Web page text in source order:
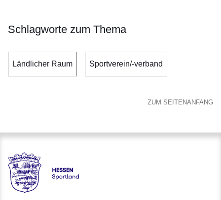
Schlagworte zum Thema
Ländlicher Raum Sportverein/-verband
ZUM SEITENANFANG
Hessen - Landesprogramm SPORTLAND HESSEN bewegt